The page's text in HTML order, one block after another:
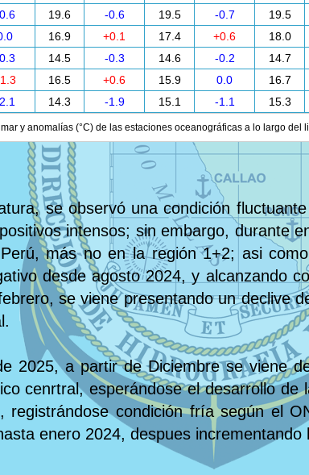
19.6 -0.6 19.5 -0.7 19.5
16.9 +0.1 17.4 +0.6 18.0
14.5 -0.3 14.6 -0.2 14.7
16.5 +0.6 15.9 0.0 16.7
14.3 -1.9 15.1 -1.1 15.3
y anomalías (°C) de las estaciones oceanográficas a lo largo
se observó una condición
intensos; sin embargo, durante
más no en la región 1+2; asi
desde agosto 2024, y alcanzando
se viene presentando un declive
2025, a partir de Diciembre se viene
cenrtral, esperándose el desarrollo
registrándose condición fría según el
enero 2024, despues